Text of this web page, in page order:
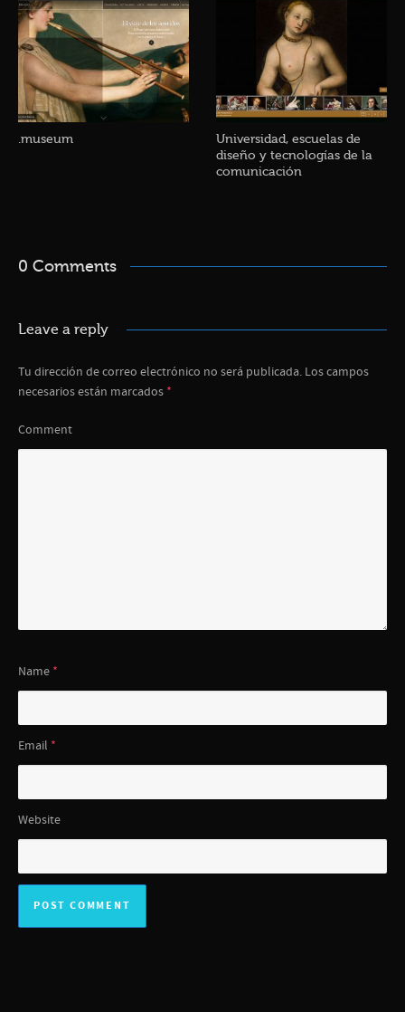
.museum
Universidad, escuelas de
diseño y tecnologías de la
comunicación
0 Comments
Leave a reply
Tu dirección de correo electrónico no será publicada. Los campos
necesarios están marcados *
Comment
Name *
Email *
Website